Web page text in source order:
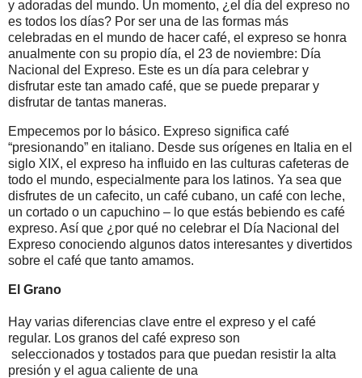
y adoradas del mundo. Un momento, ¿el día del expreso no
es todos los días? Por ser una de las formas más
celebradas en el mundo de hacer café, el expreso se honra
anualmente con su propio día, el 23 de noviembre: Día
Nacional del Expreso. Este es un día para celebrar y
disfrutar este tan amado café, que se puede preparar y
disfrutar de tantas maneras.
Empecemos por lo básico. Expreso significa café
“presionando” en italiano. Desde sus orígenes en Italia en el
siglo XIX, el expreso ha influido en las culturas cafeteras de
todo el mundo, especialmente para los latinos. Ya sea que
disfrutes de un cafecito, un café cubano, un café con leche,
un cortado o un capuchino – lo que estás bebiendo es café
expreso. Así que ¿por qué no celebrar el Día Nacional del
Expreso conociendo algunos datos interesantes y divertidos
sobre el café que tanto amamos.
El Grano
Hay varias diferencias clave entre el expreso y el café
regular. Los granos del café expreso son
seleccionados y tostados para que puedan resistir la alta
presión y el agua caliente de una